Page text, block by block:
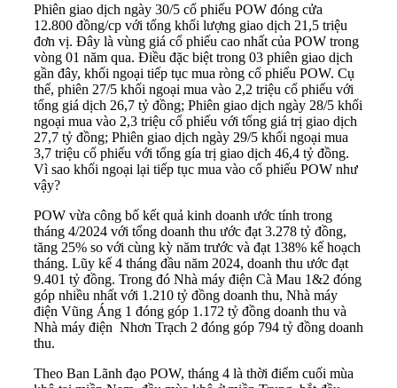
Phiên giao dịch ngày 30/5 cổ phiếu POW đóng cửa
12.800 đồng/cp với tổng khối lượng giao dịch 21,5 triệu
đơn vị. Đây là vùng giá cổ phiếu cao nhất của POW trong
vòng 01 năm qua. Điều đặc biệt trong 03 phiên giao dịch
gần đây, khối ngoại tiếp tục mua ròng cổ phiếu POW. Cụ
thể, phiên 27/5 khối ngoại mua vào 2,2 triệu cổ phiếu với
tổng giá dịch 26,7 tỷ đồng; Phiên giao dịch ngày 28/5 khối
ngoại mua vào 2,3 triệu cổ phiếu với tổng giá trị giao dịch
27,7 tỷ đồng; Phiên giao dịch ngày 29/5 khối ngoại mua
3,7 triệu cổ phiếu với tổng gía trị giao dịch 46,4 tỷ đồng.
Vì sao khối ngoại lại tiếp tục mua vào cổ phiếu POW như
vậy?
POW vừa công bố kết quả kinh doanh ước tính trong
tháng 4/2024 với tổng doanh thu ước đạt 3.278 tỷ đồng,
tăng 25% so với cùng kỳ năm trước và đạt 138% kế hoạch
tháng. Lũy kế 4 tháng đầu năm 2024, doanh thu ước đạt
9.401 tỷ đồng. Trong đó Nhà máy điện Cà Mau 1&2 đóng
góp nhiều nhất với 1.210 tỷ đồng doanh thu, Nhà máy
điện Vũng Áng 1 đóng góp 1.172 tỷ đồng doanh thu và
Nhà máy điện Nhơn Trạch 2 đóng góp 794 tỷ đồng doanh
thu.
Theo Ban Lãnh đạo POW, tháng 4 là thời điểm cuối mùa